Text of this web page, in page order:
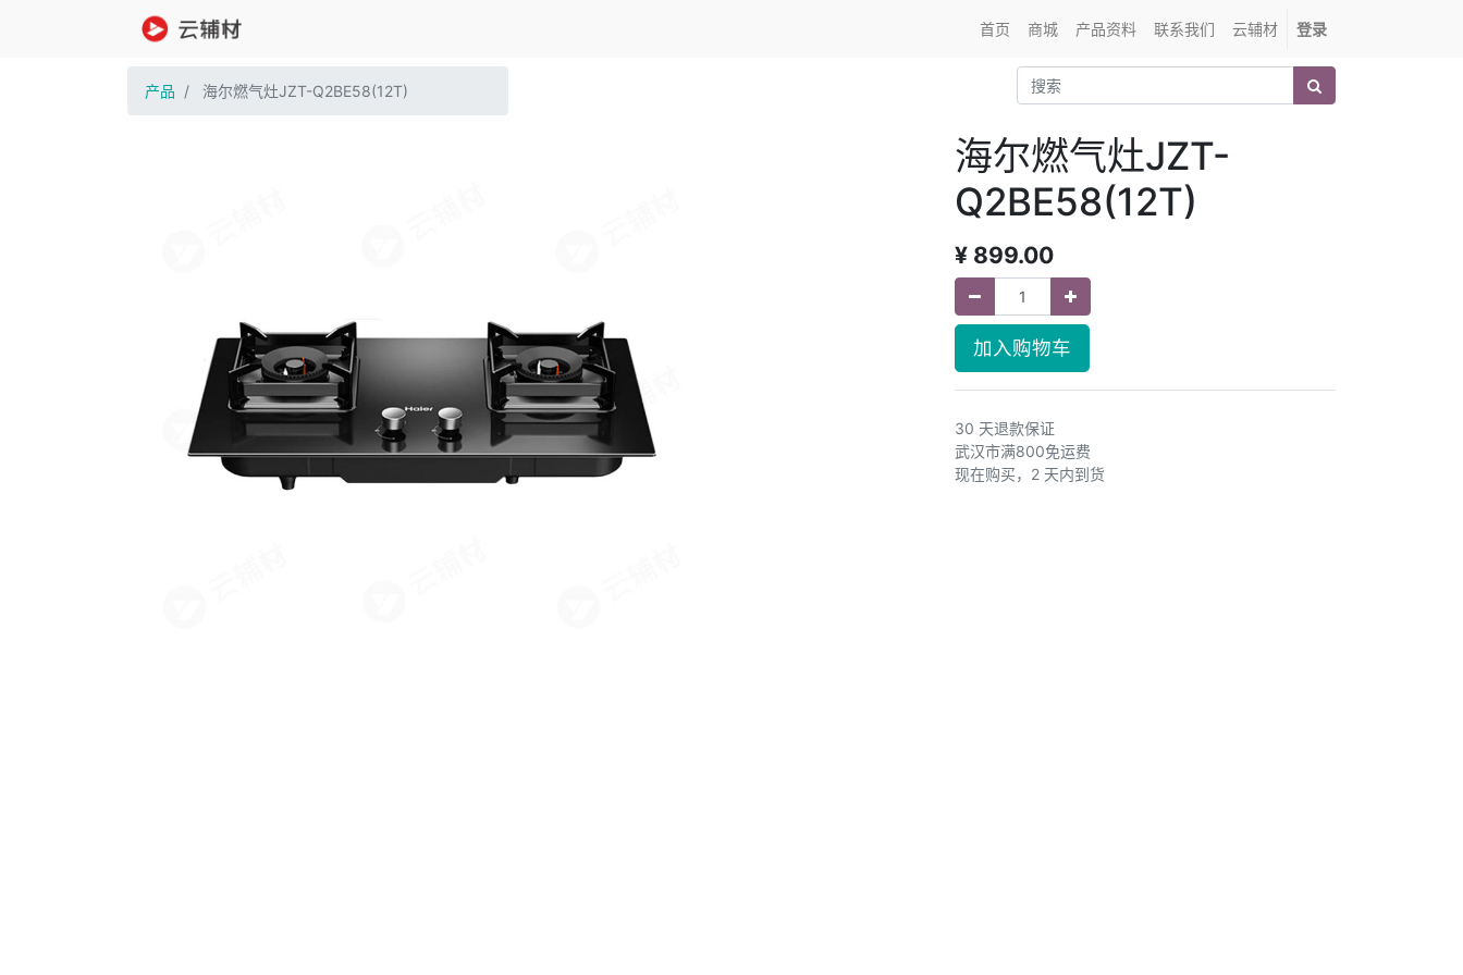
首页 商城 产品资料 联系我们 云辅材 登录
产品 海尔燃气灶JZT-Q2BE58(12T)
海尔燃气灶JZT-
Q2BE58(12T)
¥ 899.00
加入购物车
30 天退款保证
武汉市满800免运费
现在购买，2 天内到货